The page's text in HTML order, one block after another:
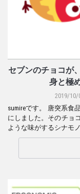
セブンのチョコが
身と極
2019/10/
sumireです。 唐突系食
にしました。そのチョ
ような味がするシナモ